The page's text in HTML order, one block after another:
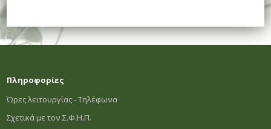
Πληροφορίες
Ώρες λειτουργίας - Τηλέφωνα
Σχετικά με τον Σ.Φ.Η.Π.